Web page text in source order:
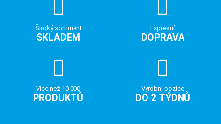
Široký sortiment
SKLADEM
Expresní
DOPRAVA
Více než 10 000
PRODUKTŮ
Výrobní pozice
DO 2 TÝDNŮ